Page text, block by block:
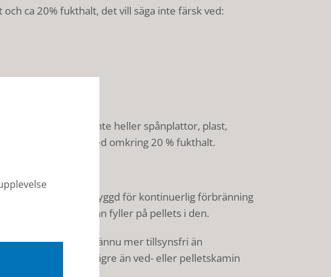
ca 20% fukthalt, det vill säga inte färsk ved:
virke och inte heller spånplattor, plast,
prima torrt virke med omkring 20 % fukthalt.
som är byggd för kontinuerlig förbränning
sig själv så länge man fyller på pellets i den.
eftersom den är ännu mer tillsynsfri än
som är mycket lägre än ved- eller pelletskamin